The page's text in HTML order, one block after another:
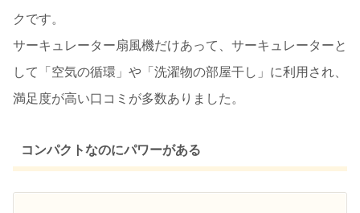
クです。
サーキュレーター扇風機だけあって、サーキュレーターと
して「空気の循環」や「洗濯物の部屋干し」に利用され、
満足度が高い口コミが多数ありました。
コンパクトなのにパワーがある